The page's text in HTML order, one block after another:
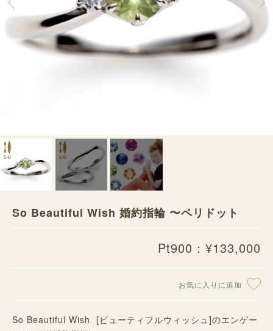
So Beautiful Wish 婚約指輪 〜ペリドット
Pt900：¥133,000
お気に入りに追加
So Beautiful Wish [ビューティフルウィッシュ ]のエンゲー